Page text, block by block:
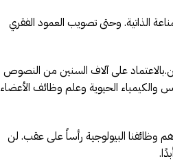
الذاتية. وحتى تصويب العمود الفقري
على آلاف السنين من النصوص
والكيمياء الحيوية وعلم وظائف الأعضاء
وظائفنا البيولوجية رأساً على عقب. لن